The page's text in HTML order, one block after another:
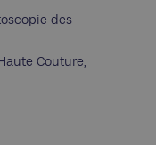
des
Couture,